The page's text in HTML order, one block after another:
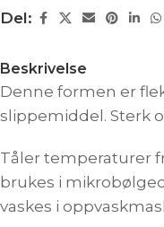
Del:
Beskrivelse
Denne formen er
slippemiddel. Sterk
Tåler temperaturer
brukes i
vaskes i